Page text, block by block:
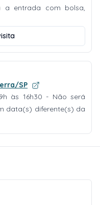
a entrada com bolsa,
SP
às 16h30 - Não será
data(s) diferente(s) da